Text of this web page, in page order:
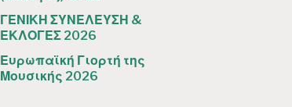
ΓΕΝΙΚΗ ΣΥΝΕΛΕΥΣΗ &
ΕΚΛΟΓΕΣ 2026
Ευρωπαϊκή Γιορτή της
Μουσικής 2026